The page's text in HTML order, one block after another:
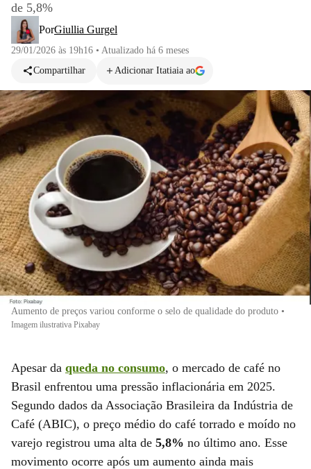
de 5,8%
PorGiullia Gurgel
29/01/2026 às 19h16 • Atualizado há 6 meses
Compartilhar
Adicionar Itatiaia ao
Aumento de preços variou conforme o selo de qualidade do produto •
Imagem ilustrativa Pixabay
Apesar da queda no consumo, o mercado de café no
Brasil enfrentou uma pressão inflacionária em 2025.
Segundo dados da Associação Brasileira da Indústria de
Café (ABIC), o preço médio do café torrado e moído no
varejo registrou uma alta de 5,8% no último ano. Esse
movimento ocorre após um aumento ainda mais